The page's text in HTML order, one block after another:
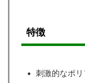
特徴
刺激的なポ